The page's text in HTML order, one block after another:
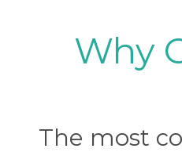
Why
The most